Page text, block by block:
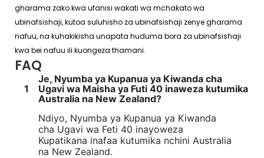
gharama zako kwa ufanisi wakati wa mchakato wa
ubinafsishaji, kutoa suluhisho za ubinafsishaji zenye gharama
nafuu, na kuhakikisha unapata huduma bora za ubinafsishaji
kwa bei nafuu ili kuongeza thamani.
FAQ
1
Je, Nyumba ya Kupanua ya Kiwanda cha
Ugavi wa Maisha ya Futi 40 inaweza kutumika
Australia na New Zealand?
Ndiyo, Nyumba ya Kupanua ya Kiwanda
cha Ugavi wa Feti 40 inayoweza
Kupatikana inafaa kutumika nchini Australia
na New Zealand.